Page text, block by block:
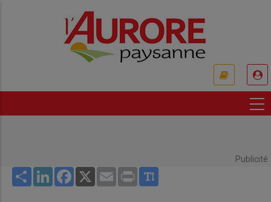
Publicité
Share LinkedInFacebook
X Email Print